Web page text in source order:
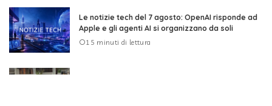
Le notizie tech del 7 agosto: OpenAI risponde ad
Apple e gli agenti AI si organizzano da soli
15 minuti di lettura